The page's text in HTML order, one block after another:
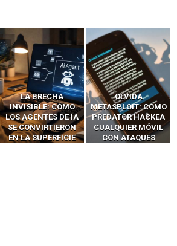
OLVIDA
METASPLOIT: CÓMO
PREDATOR HACKEA
CUALQUIER MÓVIL
CON ATAQUES
CÓMO LOS HACKERS
INTERCEPTAN OTPS
Y LLAMADAS
MÓVILES SIN
‘HACKEAR’ — EL